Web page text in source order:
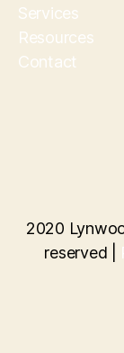
Services
Resources
Contact
2020
reserved |